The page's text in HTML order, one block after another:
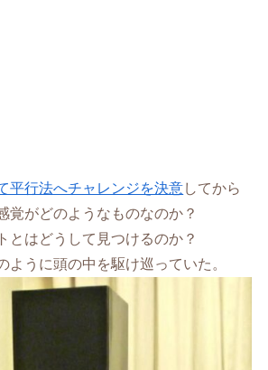
平行法へチャレンジを決意してから
覚がどのようなものなのか？
とはどうして見つけるのか？
ように頭の中を駆け巡っていた。